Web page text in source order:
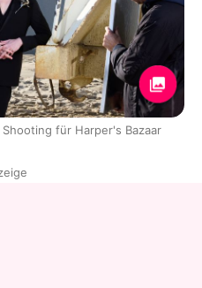
für Harper's Bazaar